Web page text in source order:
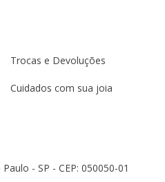
Trocas e Devoluções
Cuidados com sua joia
- SP - CEP: 050050-01